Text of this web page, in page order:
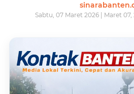
Sabtu, 07 Maret 2026 | Maret 07,